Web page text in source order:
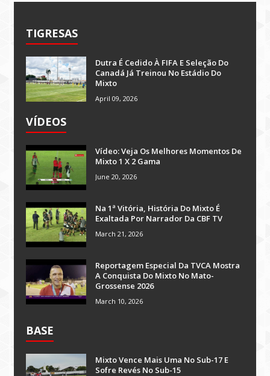
TIGRESAS
Dutra É Cedido À FIFA E Seleção Do
Canadá Já Treinou No Estádio Do
Mixto
April 09, 2026
VÍDEOS
Vídeo: Veja Os Melhores Momentos De
Mixto 1 X 2 Gama
June 20, 2026
Na 1ª Vitória, História Do Mixto É
Exaltada Por Narrador Da CBF TV
March 21, 2026
Reportagem Especial Da TVCA Mostra
A Conquista Do Mixto No Mato-
Grossense 2026
March 10, 2026
BASE
Mixto Vence Mais Uma No Sub-17 E
Sofre Revés No Sub-15